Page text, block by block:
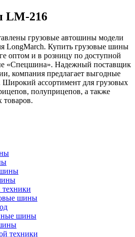
LM-216
грузовые автошины модели
LongMarch. Купить грузовые шины
оптом и в розницу по доступной
«Спецшина». Надежный поставщик
компания предлагает выгодные
Широкий ассортимент для грузовых
полуприцепов, а также
товаров.
шины
шины
техники